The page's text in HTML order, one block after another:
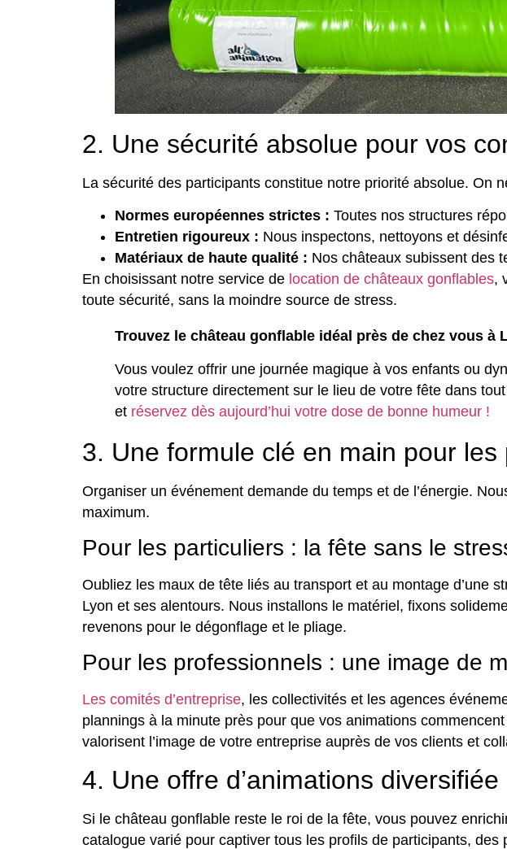
2. Une sécurité absolue pour vos
La sécurité des participants constitue notre priorité absolue. On
Normes européennes strictes : Toutes nos structures
Entretien rigoureux : Nous inspectons, nettoyons et
Matériaux de haute qualité : Nos châteaux subissent des
En choisissant notre service de location de châteaux gonflables,
toute sécurité, sans la moindre source de stress.
Trouvez le château gonflable idéal près de chez vous à
Vous voulez offrir une journée magique à vos enfants ou
votre structure directement sur le lieu de votre fête dans
et réservez dès aujourd’hui votre dose de bonne humeur !
3. Une formule clé en main pour
Organiser un événement demande du temps et de l’énergie.
maximum.
Pour les particuliers : la fête sans le
Oubliez les maux de tête liés au transport et au montage d’une
Lyon et ses alentours. Nous installons le matériel, fixons
revenons pour le dégonflage et le pliage.
Pour les professionnels : une image de
Les comités d’entreprise, les collectivités et les agences
plannings à la minute près pour que vos animations
valorisent l’image de votre entreprise auprès de vos clients et
4. Une offre d’animations
Si le château gonflable reste le roi de la fête, vous pouvez
catalogue varié pour captiver tous les profils de participants, des